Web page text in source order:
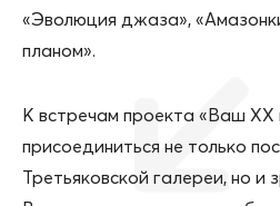
«Эволюция джаза»,
планом».
К встречам проекта «Ваш ХХ
присоединиться не только
Третьяковской галереи, но и